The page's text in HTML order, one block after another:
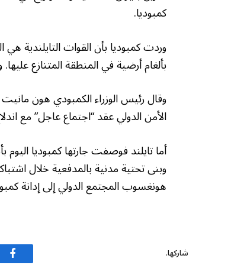
كمبوديا.
وردت كمبوديا بأن القوات التايلندية
بألغام أرضية في المنطقة المتنازع
وقال رئيس الوزراء الكمبودي هون
الأمن الدولي عقد “اجتماع عاجل” مع
أما تايلند فوصفت جارتها كمبوديا
وبنى تحتية مدنية بالمدفعية خلال
هونغسوب المجتمع الدولي إلى إدانة
شاركها.